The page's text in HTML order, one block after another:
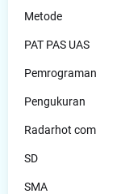
Metode
PAT PAS UAS
Pemrograman
Pengukuran
Radarhot com
SD
SMA